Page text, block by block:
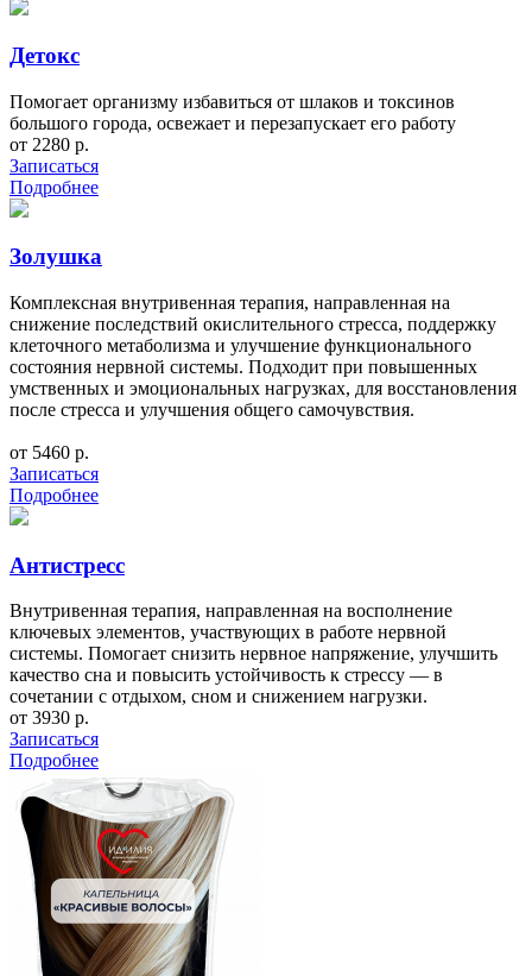
Детокс
Помогает организму избавиться от шлаков и токсинов
большого города, освежает и перезапускает его работу
от 2280 р.
Записаться
Подробнее
Золушка
Комплексная внутривенная терапия, направленная на
снижение последствий окислительного стресса, поддержку
клеточного метаболизма и улучшение функционального
состояния нервной системы. Подходит при повышенных
умственных и эмоциональных нагрузках, для восстановления
после стресса и улучшения общего самочувствия.
от 5460 р.
Записаться
Подробнее
Антистресс
Внутривенная терапия, направленная на восполнение
ключевых элементов, участвующих в работе нервной
системы. Помогает снизить нервное напряжение, улучшить
качество сна и повысить устойчивость к стрессу — в
сочетании с отдыхом, сном и снижением нагрузки.
от 3930 р.
Записаться
Подробнее